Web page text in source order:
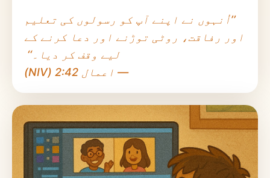
’’اُنہوں نے اپنے آپ کو رسولوں کی تعلیم
اور رفاقت، روٹی توڑنے اور دعا کرنے کے
لیے وقف کر دیا۔‘‘
— اعمال 2:42 (NIV)